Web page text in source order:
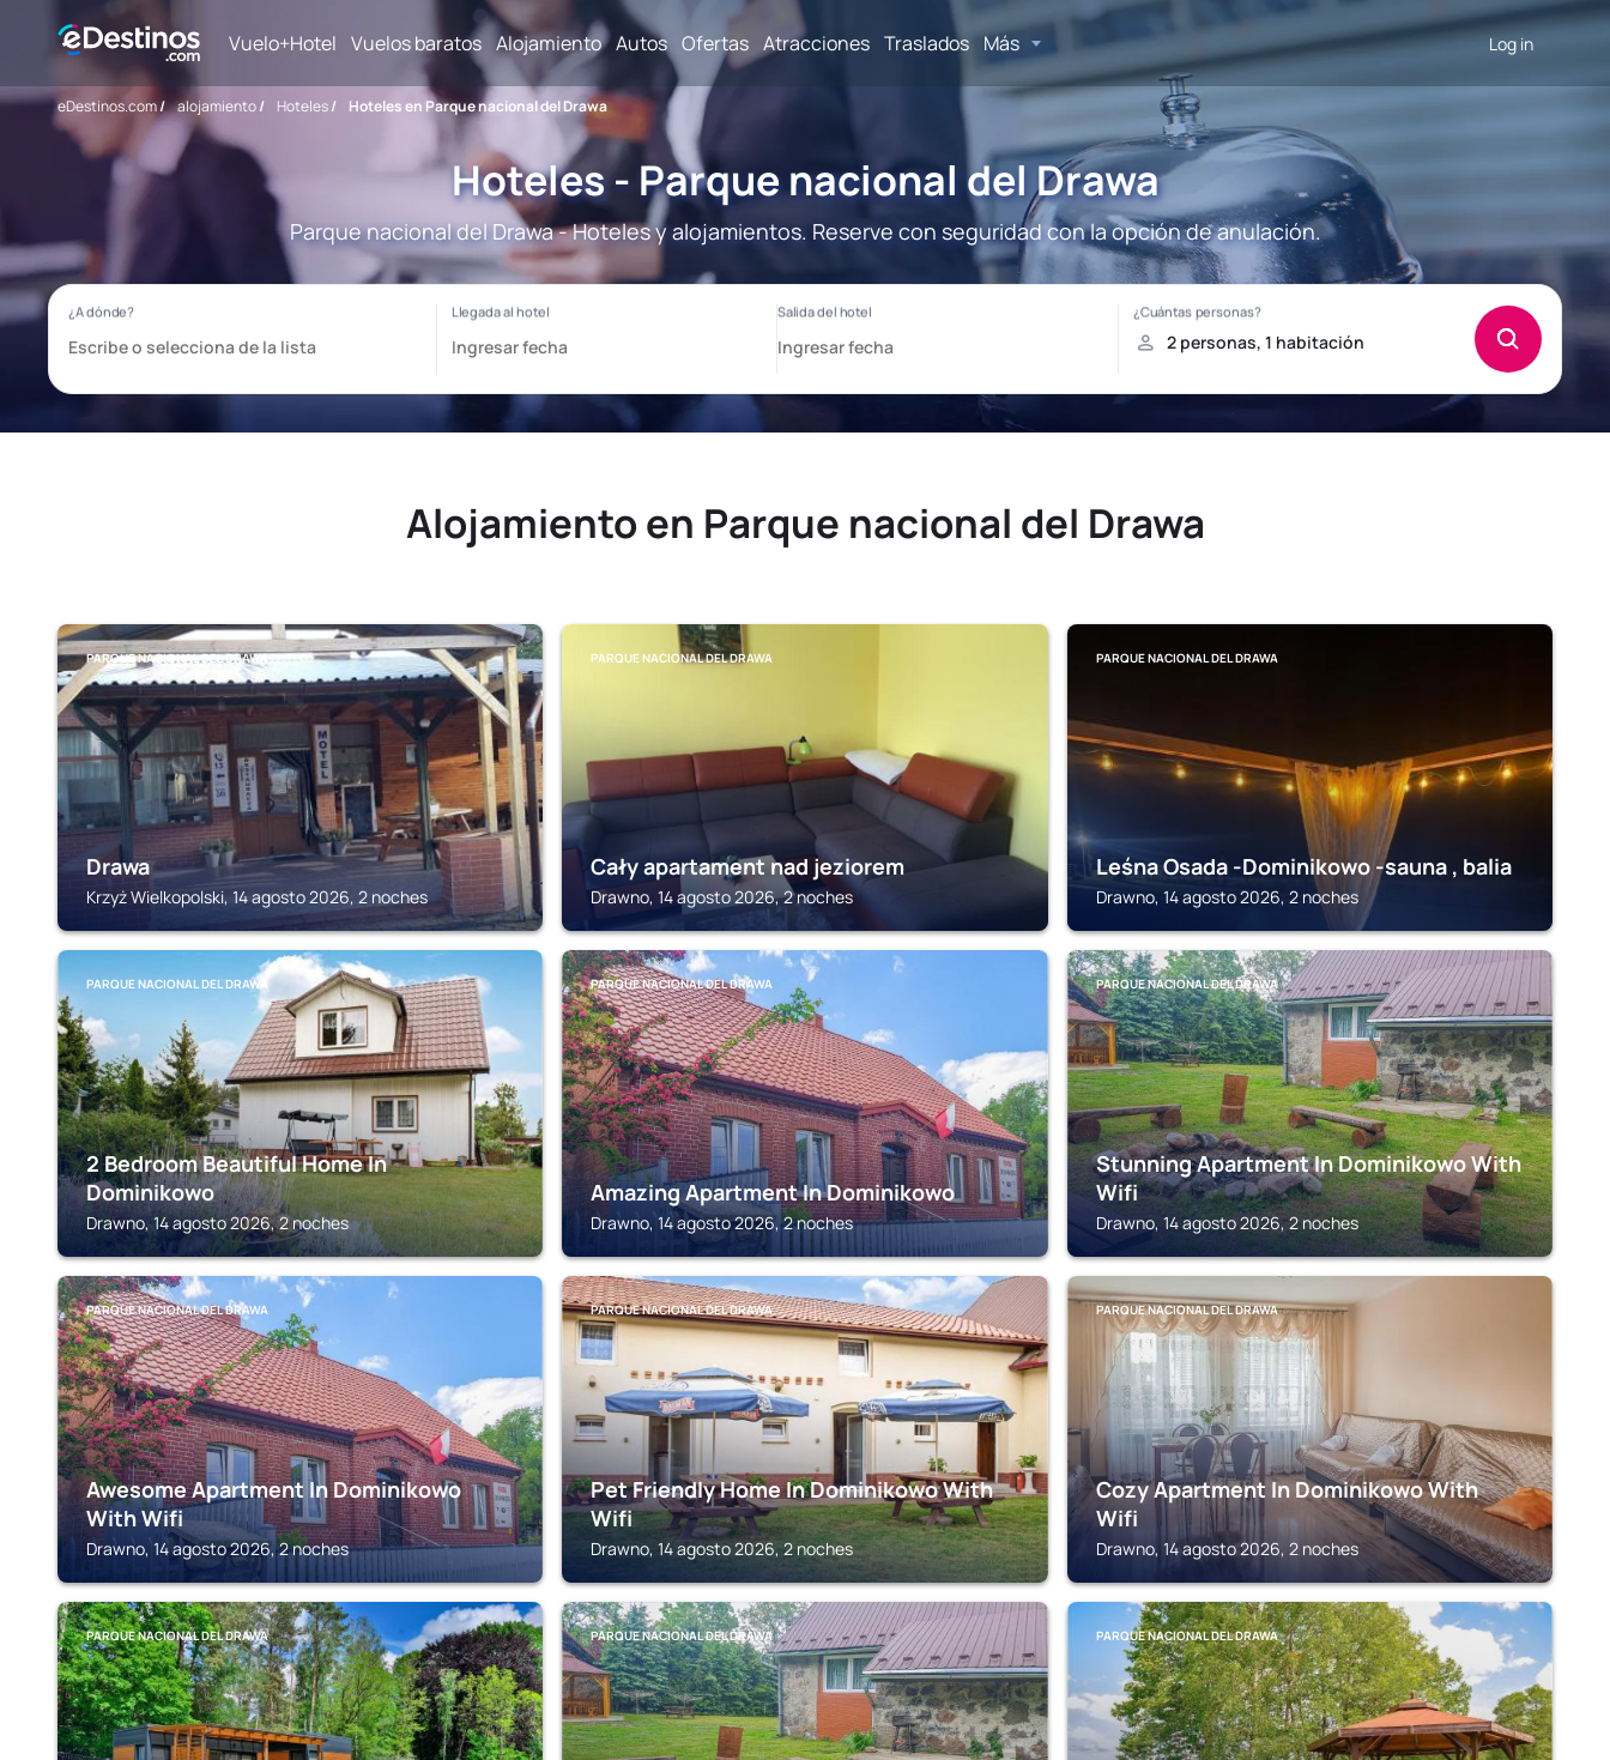
Vuelo+Hotel Vuelos baratos Alojamiento Autos Ofertas Atracciones Traslados Más Log in
eDestinos.com/ alojamiento/ Hoteles/ Hoteles en Parque nacional del Drawa
Hoteles - Parque nacional del Drawa
Parque nacional del Drawa - Hoteles y alojamientos. Reserve con seguridad con la opción de anulación.
Alojamiento en Parque nacional del Drawa
PARQUE NACIONAL DEL DRAWA
Drawa
Krzyż Wielkopolski, 14 agosto 2026, 2 noches
PARQUE NACIONAL DEL DRAWA
Cały apartament nad jeziorem
Drawno, 14 agosto 2026, 2 noches
PARQUE NACIONAL DEL DRAWA
Leśna Osada -Dominikowo -sauna , balia
Drawno, 14 agosto 2026, 2 noches
PARQUE NACIONAL DEL DRAWA
2 Bedroom Beautiful Home In
Dominikowo
Drawno, 14 agosto 2026, 2 noches
PARQUE NACIONAL DEL DRAWA
Amazing Apartment In Dominikowo
Drawno, 14 agosto 2026, 2 noches
PARQUE NACIONAL DEL DRAWA
Stunning Apartment In Dominikowo With
Wifi
Drawno, 14 agosto 2026, 2 noches
PARQUE NACIONAL DEL DRAWA
Awesome Apartment In Dominikowo
With Wifi
Drawno, 14 agosto 2026, 2 noches
PARQUE NACIONAL DEL DRAWA
Pet Friendly Home In Dominikowo With
Wifi
Drawno, 14 agosto 2026, 2 noches
PARQUE NACIONAL DEL DRAWA
Cozy Apartment In Dominikowo With
Wifi
Drawno, 14 agosto 2026, 2 noches
PARQUE NACIONAL DEL DRAWA PARQUE NACIONAL DEL DRAWA PARQUE NACIONAL DEL DRAWA